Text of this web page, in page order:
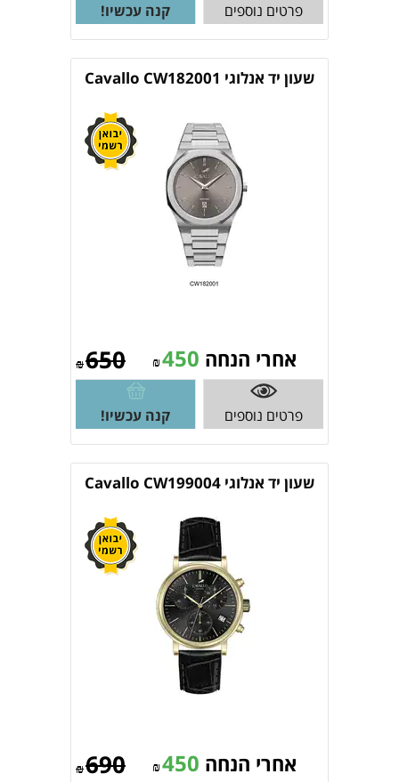
פרטים נוספים קנה עכשיו!
שעון יד אנלוגי Cavallo CW182001
₪650 אחרי הנחה ₪450
פרטים נוספים קנה עכשיו!
שעון יד אנלוגי Cavallo CW199004
₪690 אחרי הנחה ₪450